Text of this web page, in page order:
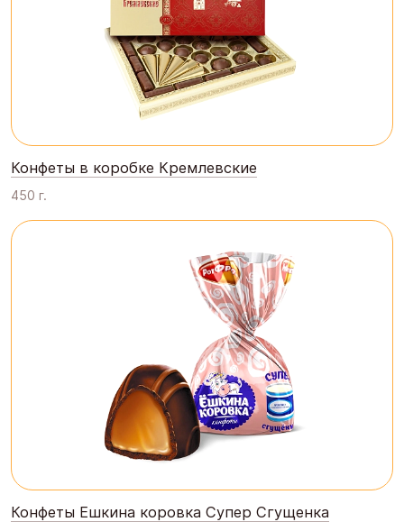
Конфеты в коробке Кремлевские
450 г.
Конфеты Ешкина коровка Супер Сгущенка